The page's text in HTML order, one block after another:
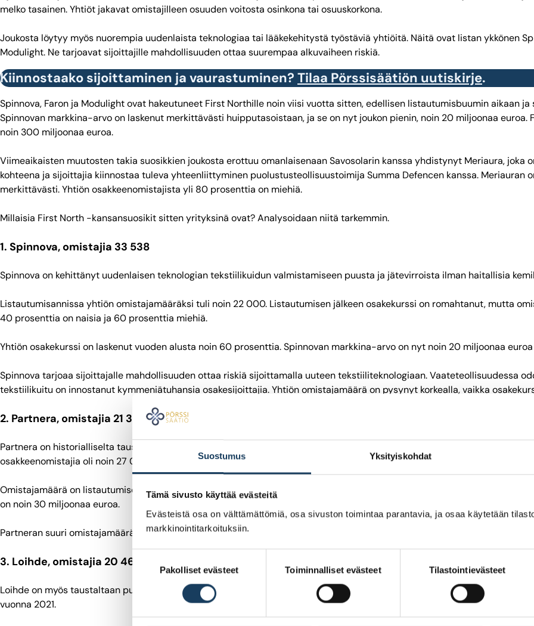
Suostumus Yksityiskohdat
Tämä sivusto käyttää evästeitä
Evästeistä osa on välttämättömiä, osa sivuston toimintaa parantavia, ja osaa käytetään
markkinointitarkoituksiin.
Suostumuksen
Pakolliset evästeet Toiminnalliset evästeet Tilastointievästeet
melko tasainen. Yhtiöt jakavat omistajilleen osuuden voitosta osinkona tai osuuskorkona.
Joukosta löytyy myös nuorempia uudenlaista teknologiaa tai lääkekehitystä työstäviä yhtiöitä. Näitä ovat listan ykkönen
Modulight. Ne tarjoavat sijoittajille mahdollisuuden ottaa suurempaa alkuvaiheen riskiä.
Kiinnostaako sijoittaminen ja vaurastuminen? Tilaa Pörssisäätiön uutiskirje.
Spinnova, Faron ja Modulight ovat hakeutuneet First Northille noin viisi vuotta sitten, edellisen listautumisbuumin aikaan
Spinnovan markkina-arvo on laskenut merkittävästi huipputasoistaan, ja se on nyt joukon pienin, noin 20 miljoonaa euroa.
noin 300 miljoonaa euroa.
Viimeaikaisten muutosten takia suosikkien joukosta erottuu omanlaisenaan Savosolarin kanssa yhdistynyt Meriaura, joka
kohteena ja sijoittajia kiinnostaa tuleva yhteenliittyminen puolustusteollisuustoimija Summa Defencen kanssa. Meriauran
merkittävästi. Yhtiön osakkeenomistajista yli 80 prosenttia on miehiä.
Millaisia First North -kansansuosikit sitten yrityksinä ovat? Analysoidaan niitä tarkemmin.
1. Spinnova, omistajia 33 538
Spinnova on kehittänyt uudenlaisen teknologian tekstiilikuidun valmistamiseen puusta ja jätevirroista ilman haitallisia
Listautumisannissa yhtiön omistajamääräksi tuli noin 22 000. Listautumisen jälkeen osakekurssi on romahtanut, mutta
40 prosenttia on naisia ja 60 prosenttia miehiä.
Yhtiön osakekurssi on laskenut vuoden alusta noin 60 prosenttia. Spinnovan markkina-arvo on nyt noin 20 miljoonaa
Spinnova tarjoaa sijoittajalle mahdollisuuden ottaa riskiä sijoittamalla uuteen tekstiiliteknologiaan. Vaateteollisuudessa
tekstiilikuitu on innostanut kymmeniätuhansia osakesijoittajia. Yhtiön omistajamäärä on pysynyt korkealla, vaikka
2. Partnera, omistajia 21 379
Partnera on historialliselta taustaltaan puhelinyhtiö Oulun Puhelin. Nykyään yhtiö toimii pääomasijoittajana. Partnera
osakkeenomistajia oli noin 27 000.
Omistajamäärä on listautumisen jälkeen laskenut. Osakkeenomistajista tällä hetkellä noin puolet on naisia (48
on noin 30 miljoonaa euroa.
Partneran suuri omistajamäärä pohjautuu paikallisen puhelinyhtiön laajaan omistajakuntaan. Yhtiö on tarjonnut
3. Loihde, omistajia 20 465
Loihde on myös taustaltaan puhelinyhtiö, Vaasan läänin puhelin. Nykyään Loihde tarjoaa digipalveluita. Loihde hakeutui
vuonna 2021.